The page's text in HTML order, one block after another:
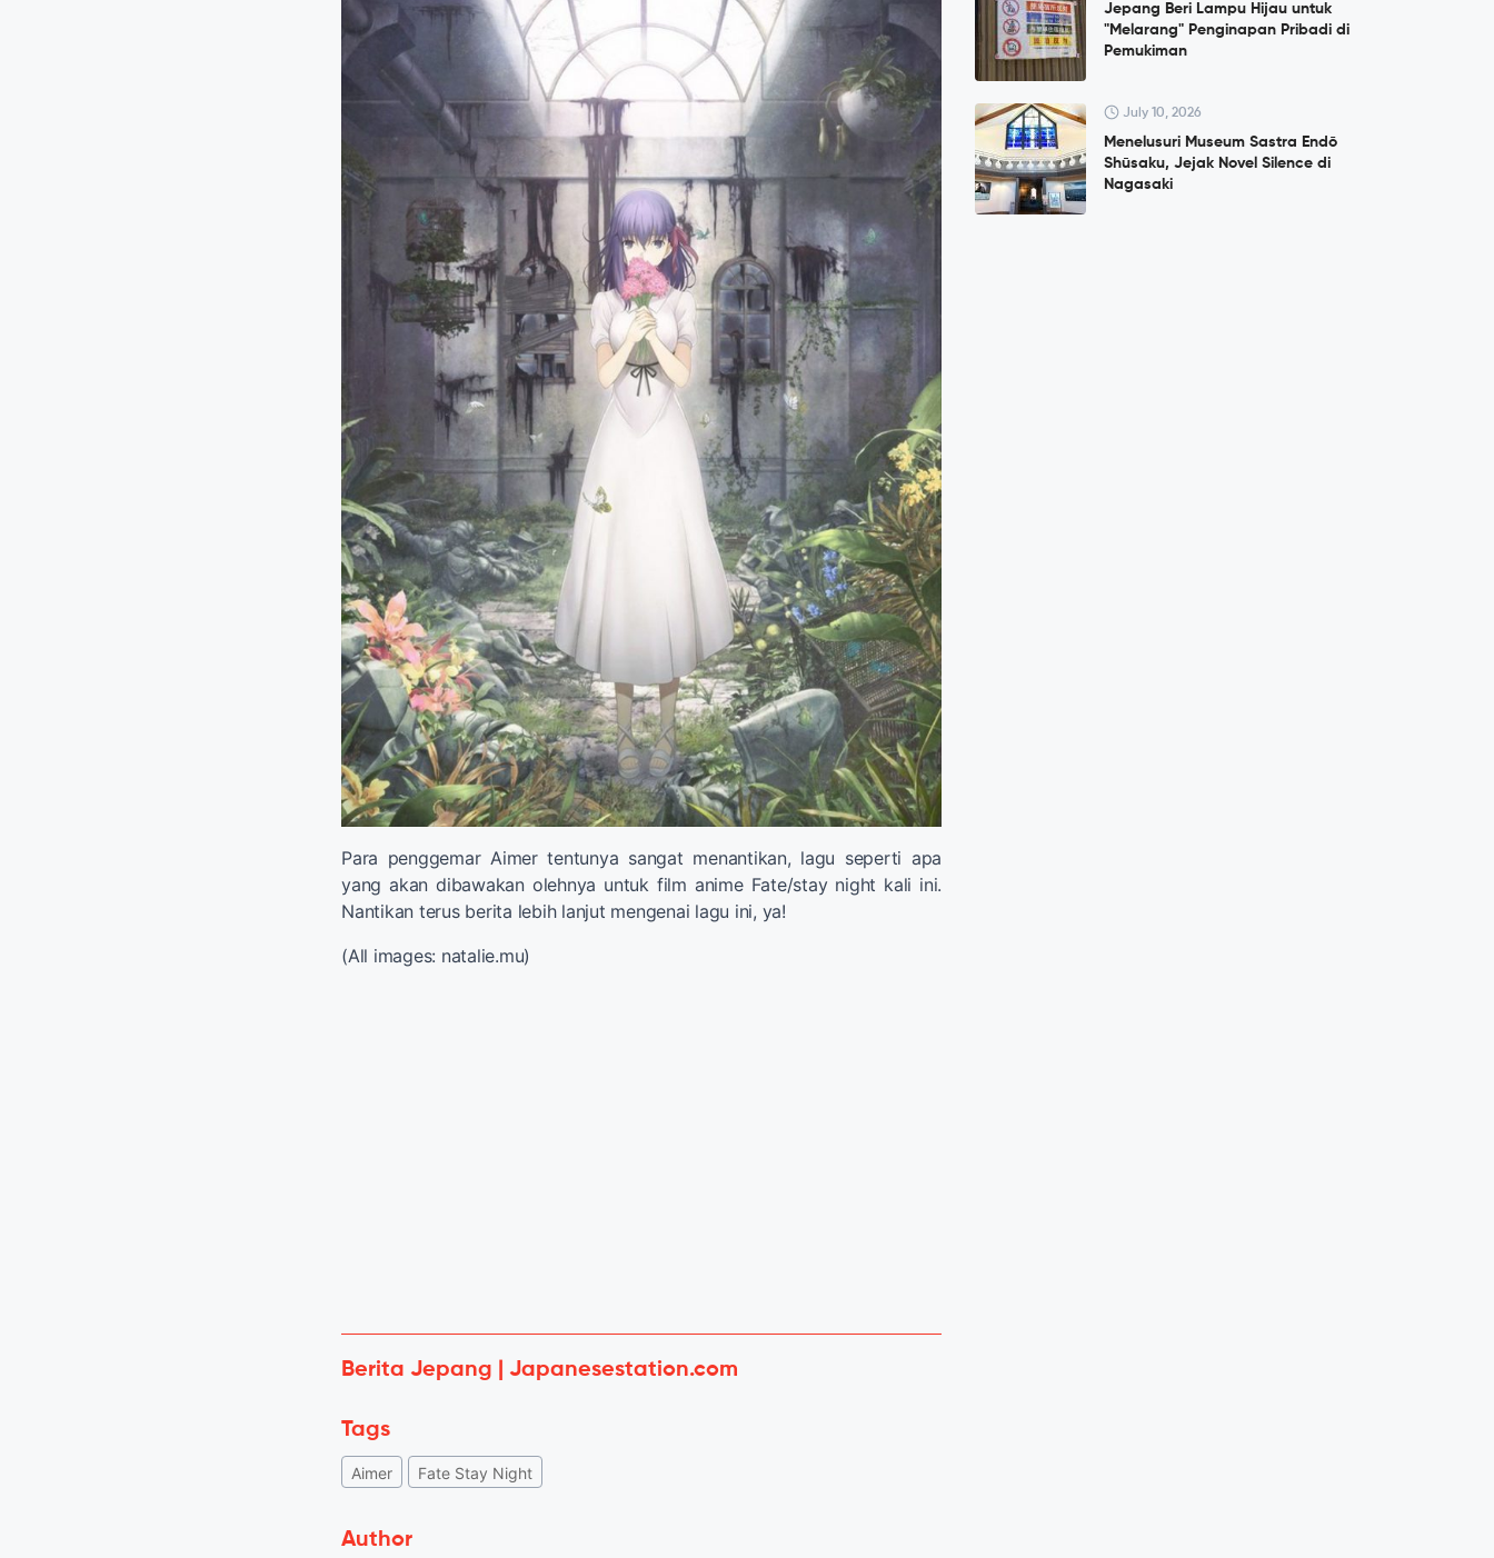
Para penggemar Aimer tentunya sangat menantikan, lagu seperti apa
yang akan dibawakan olehnya untuk film anime Fate/stay night kali ini.
Nantikan terus berita lebih lanjut mengenai lagu ini, ya!
(All images: natalie.mu)
Berita Jepang | Japanesestation.com
Tags
Aimer Fate Stay Night
Author
Jepang Beri Lampu Hijau untuk
"Melarang" Penginapan Pribadi di
Pemukiman
July 10, 2026
Menelusuri Museum Sastra Endō
Shūsaku, Jejak Novel Silence di
Nagasaki